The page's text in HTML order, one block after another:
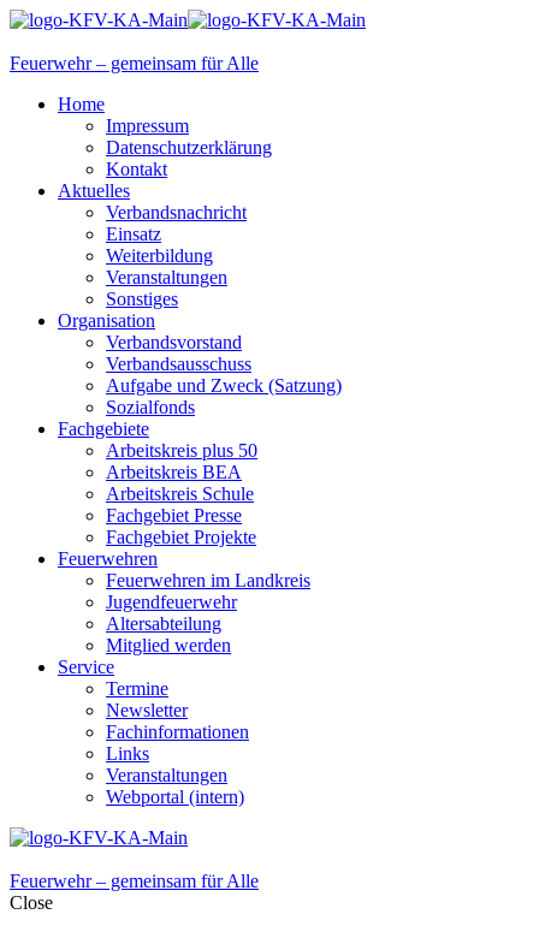
Feuerwehr – gemeinsam für Alle
Home
Impressum
Datenschutzerklärung
Kontakt
Aktuelles
Verbandsnachricht
Einsatz
Weiterbildung
Veranstaltungen
Sonstiges
Organisation
Verbandsvorstand
Verbandsausschuss
Aufgabe und Zweck (Satzung)
Sozialfonds
Fachgebiete
Arbeitskreis plus 50
Arbeitskreis BEA
Arbeitskreis Schule
Fachgebiet Presse
Fachgebiet Projekte
Feuerwehren
Feuerwehren im Landkreis
Jugendfeuerwehr
Altersabteilung
Mitglied werden
Service
Termine
Newsletter
Fachinformationen
Links
Veranstaltungen
Webportal (intern)
Feuerwehr – gemeinsam für Alle
Close